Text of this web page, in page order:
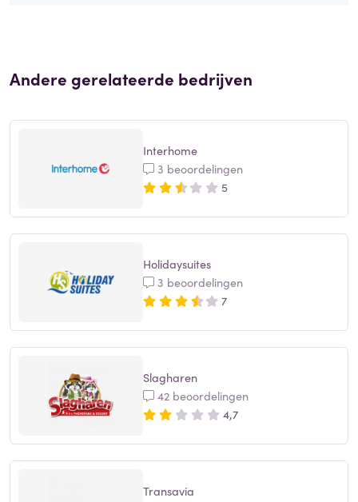
Andere gerelateerde bedrijven
Interhome
3 beoordelingen
5
Holidaysuites
3 beoordelingen
7
Slagharen
42 beoordelingen
4,7
Transavia